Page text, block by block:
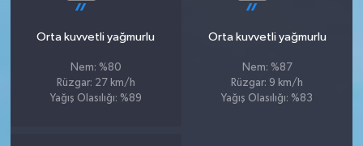
Orta kuvvetli yağmurlu
Nem: %80
Rüzgar: 27 km/h
Yağış Olasılığı: %89
Orta kuvvetli yağmurlu
Nem: %87
Rüzgar: 9 km/h
Yağış Olasılığı: %83